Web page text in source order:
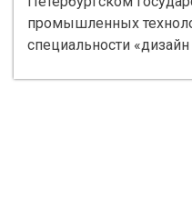
промышленных
специальности